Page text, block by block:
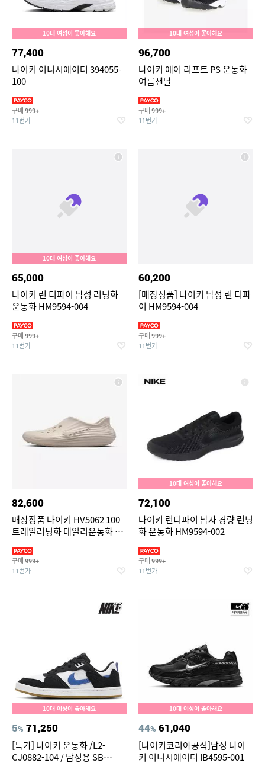
10대 여성이 좋아해요
77,400
나이키 이니시에이터 394055-
100
구매 999+
11번가
10대 여성이 좋아해요
96,700
나이키 에어 리프트 PS 운동화
여름샌달
구매 999+
11번가
10대 여성이 좋아해요
65,000
나이키 런 디파이 남성 러닝화
운동화 HM9594-004
구매 999+
11번가
60,200
[매장정품] 나이키 남성 런 디파
이 HM9594-004
구매 999+
11번가
82,600
매장정품 나이키 HV5062 100
트레일러닝화 데일리운동화 리
구매 999+
11번가
10대 여성이 좋아해요
72,100
나이키 런디파이 남자 경량 런닝
화 운동화 HM9594-002
구매 999+
11번가
10대 여성이 좋아해요
5% 71,250
[특가] 나이키 운동화 /L2-
CJ0882-104 / 남성용 SB
10대 여성이 좋아해요
44% 61,040
[나이키코리아공식]남성 나이
키 이니시에이터 IB4595-001